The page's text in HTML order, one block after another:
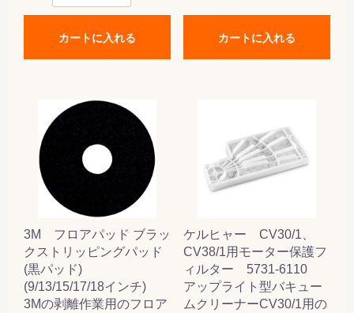
カートに入れる カートに入れる
3M フロアパッド ブラッ
クストリッピングパッド
(黒パッド)
(9/13/15/17/18インチ)
3Mの剥離作業用のフロア
ケルヒャー CV30/1、
CV38/1用モーター保護フ
ィルター 5731-6110
アップライト型バキュー
ムクリーナーCV30/1用の